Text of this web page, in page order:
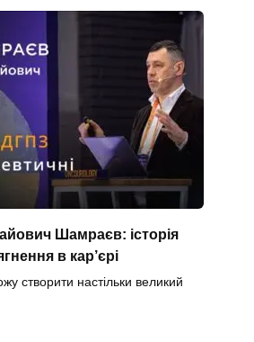
Шамраєв: історія
в кар’єрі
створити настільки великий